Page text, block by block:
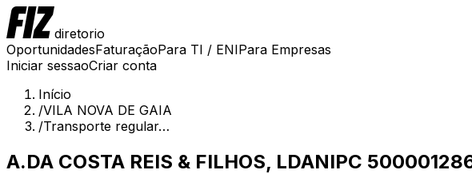
diretorio
OportunidadesFaturaçãoPara TI / ENIPara Empresas
Iniciar sessaoCriar conta
Início
/VILA NOVA DE GAIA
/Transporte regular…
A.DA COSTA REIS & FILHOS, LDANIPC